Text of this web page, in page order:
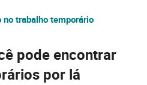
trabalho temporário
pode encontrar
por lá